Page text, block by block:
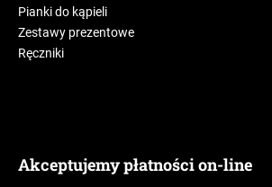
Pianki do kąpieli
Zestawy prezentowe
Ręczniki
Akceptujemy płatności on-line